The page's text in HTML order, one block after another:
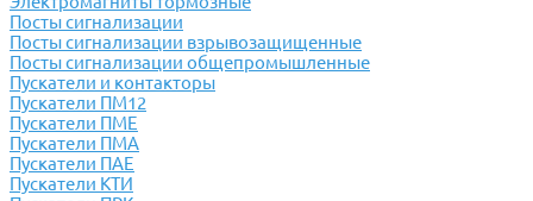
Посты сигнализации
Посты сигнализации взрывозащищенные
Посты сигнализации общепромышленные
Пускатели и контакторы
Пускатели ПМ12
Пускатели ПМЕ
Пускатели ПМА
Пускатели ПАЕ
Пускатели КТИ